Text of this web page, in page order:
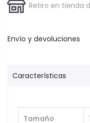
Retiro en tienda
Envío y devoluciones
Características
Tamaño